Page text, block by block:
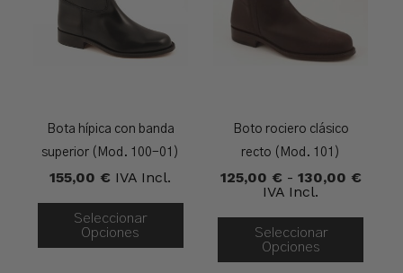
Bota hípica con banda
superior (Mod. 100-01)
155,00 € IVA Incl.
Seleccionar
Opciones
Boto rociero clásico
recto (Mod. 101)
125,00 € - 130,00 €Rango
Desde
IVA Incl.
Seleccionar
Opciones